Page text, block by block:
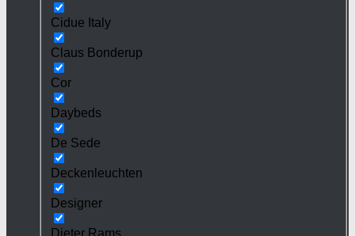
Cidue Italy
Claus Bonderup
Cor
Daybeds
De Sede
Deckenleuchten
Designer
Dieter Rams